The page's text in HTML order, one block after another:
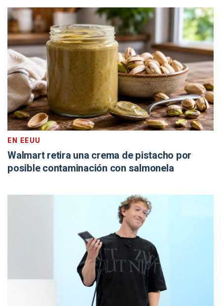
EN EEUU
Walmart retira una crema de pistacho por
posible contaminación con salmonela